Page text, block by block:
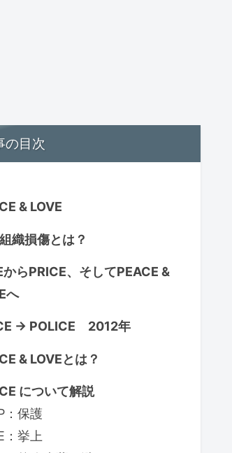
の目次
& LOVE
織損傷とは？
からPRICE、そしてPEACE &
へ
→ POLICE 2012年
& LOVEとは？
について解説
：保護
：挙上